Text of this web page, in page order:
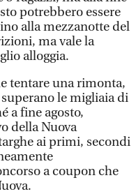
potrebbero essere
alla mezzanotte del
ma vale la
alloggia.
tentare una rimonta,
le migliaia di
a fine agosto,
della Nuova
ai primi, secondi
a coupon che